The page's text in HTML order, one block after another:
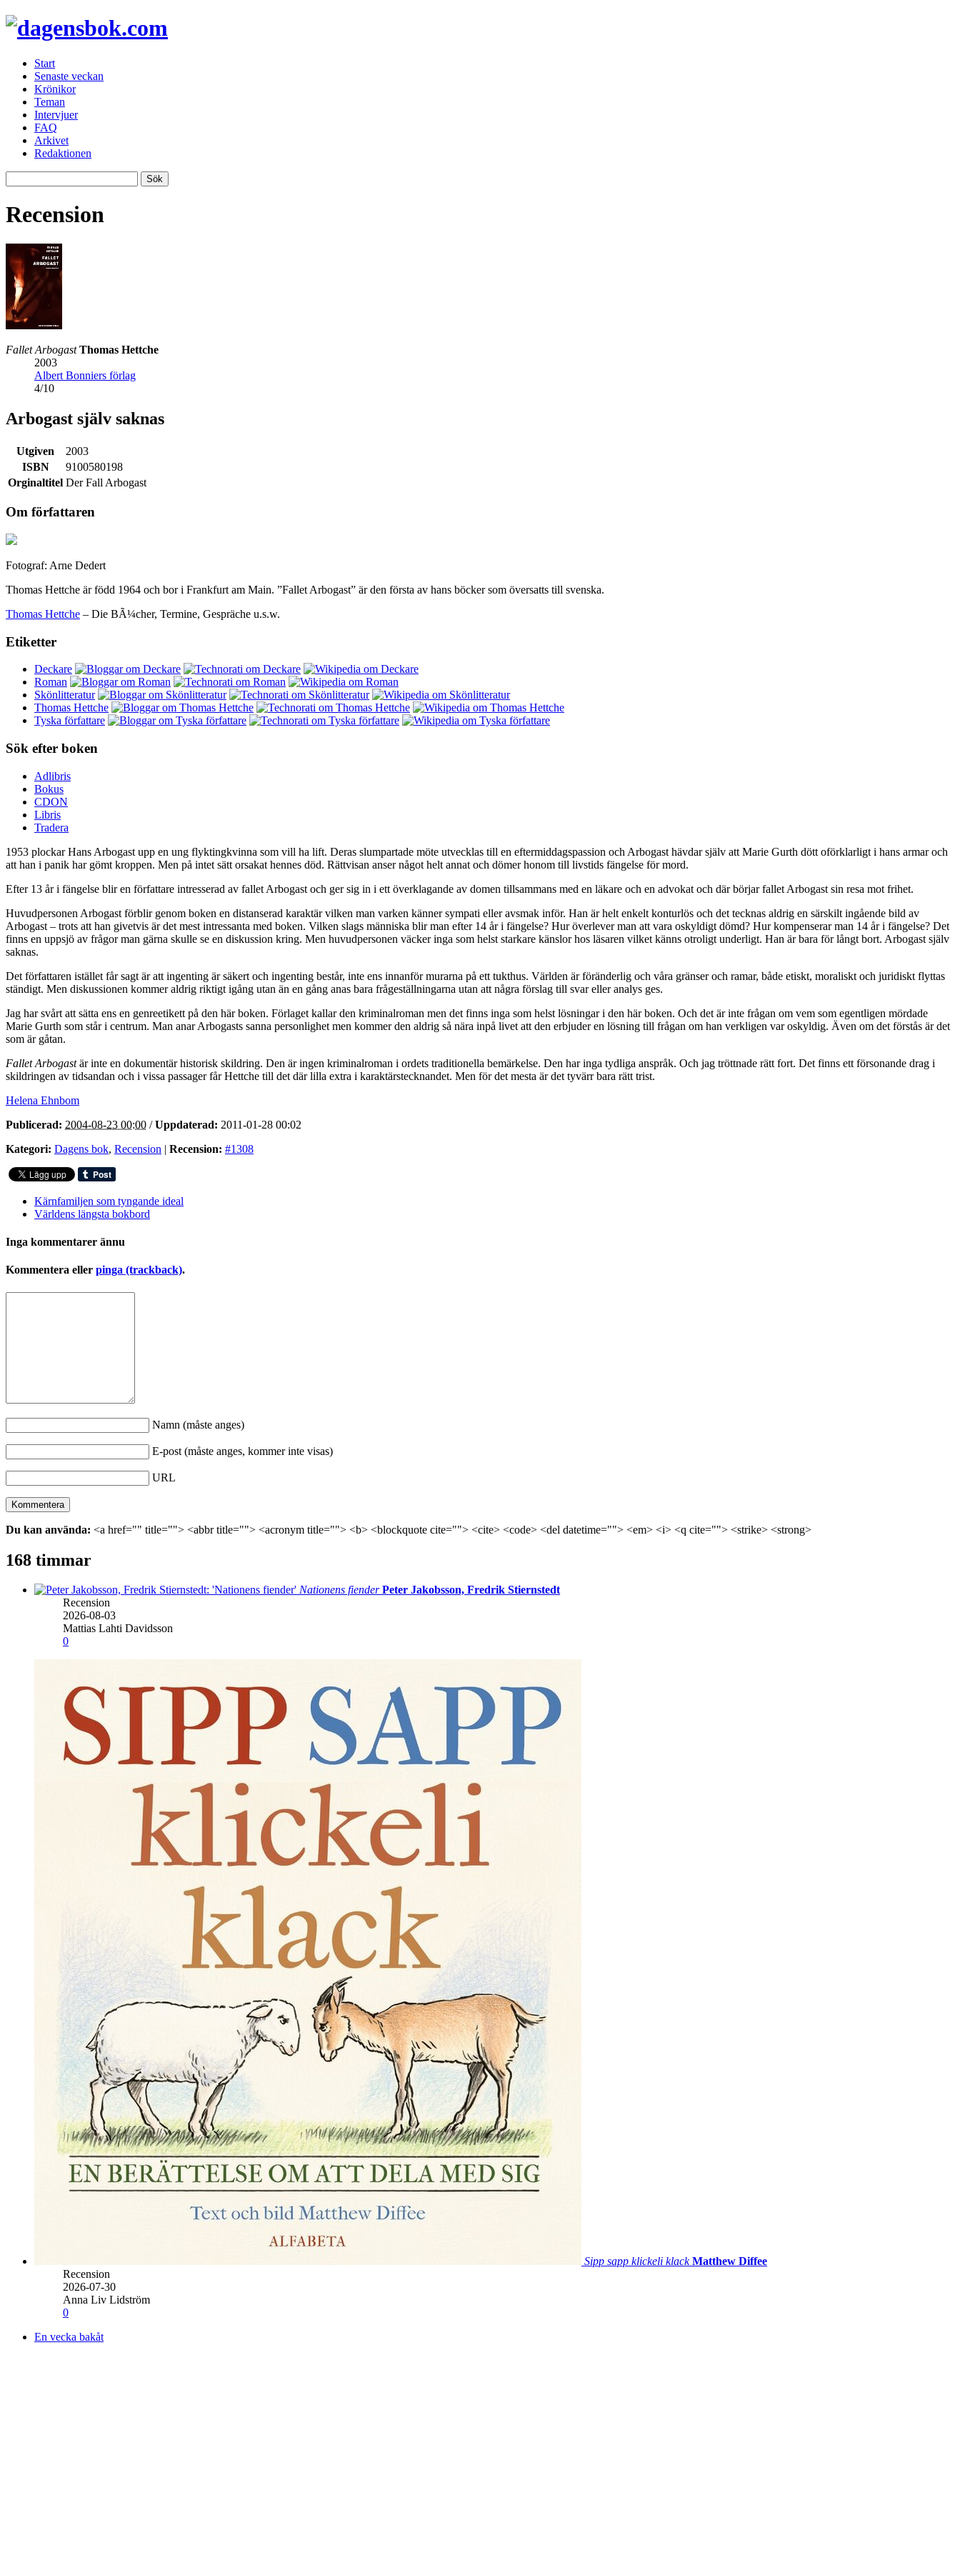
Start
Senaste veckan
Krönikor
Teman
Intervjuer
FAQ
Arkivet
Redaktionen
Recension
Fallet Arbogast Thomas Hettche
2003
Albert Bonniers förlag
4/10
Arbogast själv saknas
Utgiven
2003
ISBN
9100580198
Orginaltitel Der Fall Arbogast
Om författaren
Fotograf: Arne Dedert
Thomas Hettche är född 1964 och bor i Frankfurt am Main. ”Fallet Arbogast” är den första av hans böcker som översatts till svenska.
Thomas Hettche – Die BÃ¼cher, Termine, Gespräche u.s.w.
Etiketter
Deckare
Roman
Skönlitteratur
Thomas Hettche
Tyska författare
Sök efter boken
Adlibris
Bokus
CDON
Libris
Tradera
1953 plockar Hans Arbogast upp en ung flyktingkvinna som vill ha lift. Deras slumpartade möte utvecklas till en eftermiddagspassion och Arbogast hävdar själv att Marie Gurth dött oförklarligt i hans armar och
att han i panik har gömt kroppen. Men på intet sätt orsakat hennes död. Rättvisan anser något helt annat och dömer honom till livstids fängelse för mord.
Efter 13 år i fängelse blir en författare intresserad av fallet Arbogast och ger sig in i ett överklagande av domen tillsammans med en läkare och en advokat och där börjar fallet Arbogast sin resa mot frihet.
Huvudpersonen Arbogast förblir genom boken en distanserad karaktär vilken man varken känner sympati eller avsmak inför. Han är helt enkelt konturlös och det tecknas aldrig en särskilt ingående bild av
Arbogast – trots att han givetvis är det mest intressanta med boken. Vilken slags människa blir man efter 14 år i fängelse? Hur överlever man att vara oskyldigt dömd? Hur kompenserar man 14 år i fängelse? Det
finns en uppsjö av frågor man gärna skulle se en diskussion kring. Men huvudpersonen väcker inga som helst starkare känslor hos läsaren vilket känns otroligt underligt. Han är bara för långt bort. Arbogast själv
saknas.
Det författaren istället får sagt är att ingenting är säkert och ingenting består, inte ens innanför murarna på ett tukthus. Världen är föränderlig och våra gränser och ramar, både etiskt, moraliskt och juridiskt flyttas
ständigt. Men diskussionen kommer aldrig riktigt igång utan än en gång anas bara frågeställningarna utan att några förslag till svar eller analys ges.
Jag har svårt att sätta ens en genreetikett på den här boken. Förlaget kallar den kriminalroman men det finns inga som helst lösningar i den här boken. Och det är inte frågan om vem som egentligen mördade
Marie Gurth som står i centrum. Man anar Arbogasts sanna personlighet men kommer den aldrig så nära inpå livet att den erbjuder en lösning till frågan om han verkligen var oskyldig. Även om det förstås är det
som är gåtan.
Fallet Arbogastär inte en dokumentär historisk skildring. Den är ingen kriminalroman i ordets traditionella bemärkelse. Den har inga tydliga anspråk. Och jag tröttnade rätt fort. Det finns ett försonande drag i
skildringen av tidsandan och i vissa passager får Hettche till det där lilla extra i karaktärstecknandet. Men för det mesta är det tyvärr bara rätt trist.
Helena Ehnbom
Publicerad: 2004-08-23 00:00 /Uppdaterad: 2011-01-28 00:02
Kategori: Dagens bok, Recension | Recension: #1308
Kärnfamiljen som tyngande ideal
Världens längsta bokbord
Inga kommentarer ännu
Kommentera eller pinga (trackback).
Namn (måste anges)
E-post (måste anges, kommer inte visas)
URL
Du kan använda: <a href="" title=""> <abbr title=""> <acronym title=""> <b> <blockquote cite=""> <cite> <code> <del datetime=""> <em> <i> <q cite=""> <strike> <strong>
168 timmar
Nationens fiender Peter Jakobsson, Fredrik Stiernstedt
Recension
2026-08-03
Mattias Lahti Davidsson
0
Sipp sapp klickeli klack Matthew Diffee
Recension
2026-07-30
Anna Liv Lidström
0
En vecka bakåt